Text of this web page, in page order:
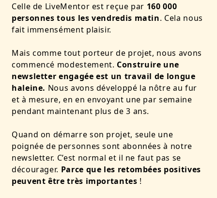
Celle de LiveMentor est reçue par 160 000
personnes tous les vendredis matin. Cela nous
fait immensément plaisir.
Mais comme tout porteur de projet, nous avons
commencé modestement. Construire une
newsletter engagée est un travail de longue
haleine. Nous avons développé la nôtre au fur
et à mesure, en en envoyant une par semaine
pendant maintenant plus de 3 ans.
Quand on démarre son projet, seule une
poignée de personnes sont abonnées à notre
newsletter. C’est normal et il ne faut pas se
décourager. Parce que les retombées positives
peuvent être très importantes !